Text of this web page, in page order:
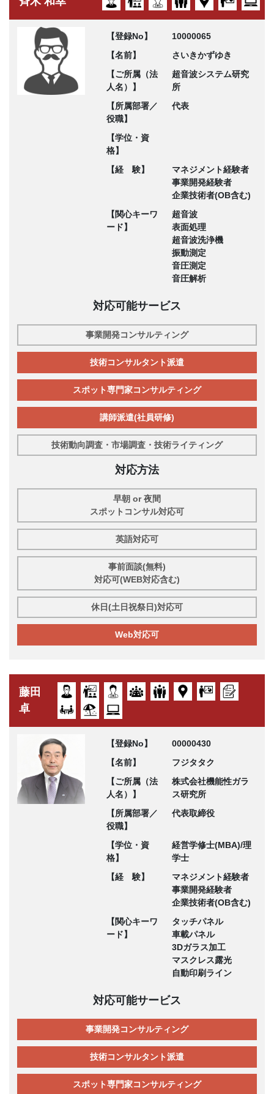
【登録No】
10000065
【名前】
さいきかずゆき
【ご所属（法
人名）】
超音波システム研究
所
【所属部署／
役職】
代表
【学位・資
格】
【経 験】
マネジメント経験者
事業開発経験者
企業技術者(OB含む)
【関心キーワ
ード】
超音波
表面処理
超音波洗浄機
振動測定
音圧測定
音圧解析
対応可能サービス
事業開発コンサルティング
技術コンサルタント派遣
スポット専門家コンサルティング
講師派遣(社員研修)
技術動向調査・市場調査・技術ライティング
対応方法
早朝 or 夜間
スポットコンサル対応可
英語対応可
事前面談(無料)
対応可(WEB対応含む)
休日(土日祝祭日)対応可
Web対応可
藤田
卓
【登録No】
00000430
【名前】
フジタタク
【ご所属（法
人名）】
株式会社機能性ガラ
ス研究所
【所属部署／
役職】
代表取締役
【学位・資
格】
経営学修士(MBA)/理
学士
【経 験】
マネジメント経験者
事業開発経験者
企業技術者(OB含む)
【関心キーワ
ード】
タッチパネル
車載パネル
3Dガラス加工
マスクレス露光
自動印刷ライン
対応可能サービス
事業開発コンサルティング
技術コンサルタント派遣
スポット専門家コンサルティング